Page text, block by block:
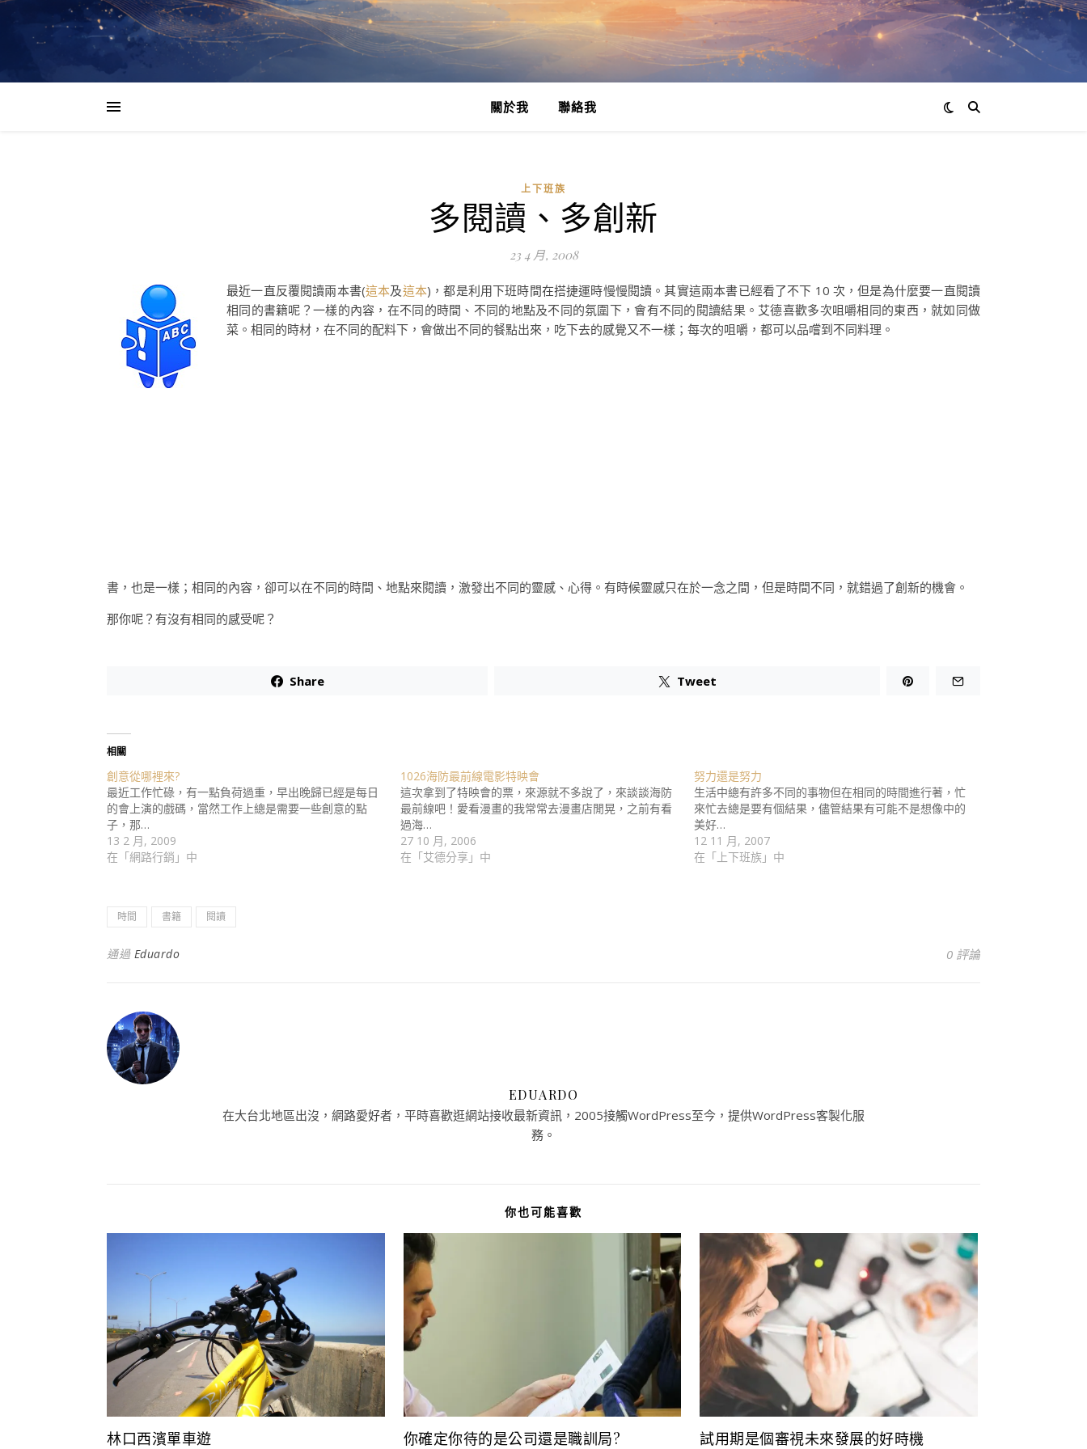
關於我 聯絡我
上下班族
多閱讀、多創新
23 4 月, 2008
最近一直反覆閱讀兩本書(這本及這本)，都是利用下班時間在搭捷運時慢慢閱讀。其實這兩本書已經看了不下 10 次，但是為什麼要一直閱讀
相同的書籍呢？一樣的內容，在不同的時間、不同的地點及不同的氛圍下，會有不同的閱讀結果。艾德喜歡多次咀嚼相同的東西，就如同做
菜。相同的時材，在不同的配料下，會做出不同的餐點出來，吃下去的感覺又不一樣；每次的咀嚼，都可以品嚐到不同料理。
書，也是一樣；相同的內容，卻可以在不同的時間、地點來閱讀，激發出不同的靈感、心得。有時候靈感只在於一念之間，但是時間不同，就錯過了創新的機會。
那你呢？有沒有相同的感受呢？
Share Tweet
相關
創意從哪裡來?
最近工作忙碌，有一點負荷過重，早出晚歸已經是每日
的會上演的戲碼，當然工作上總是需要一些創意的點
子，那…
13 2 月, 2009
在「網路行銷」中
1026海防最前線電影特映會
這次拿到了特映會的票，來源就不多說了，來談談海防
最前線吧！愛看漫畫的我常常去漫畫店閒晃，之前有看
過海…
27 10 月, 2006
在「艾德分享」中
努力還是努力
生活中總有許多不同的事物但在相同的時間進行著，忙
來忙去總是要有個結果，儘管結果有可能不是想像中的
美好…
12 11 月, 2007
在「上下班族」中
時間 書籍 閱讀
通過 Eduardo 0 評論
EDUARDO
在大台北地區出沒，網路愛好者，平時喜歡逛網站接收最新資訊，2005接觸WordPress至今，提供WordPress客製化服
務。
你也可能喜歡
林口西濱單車遊 你確定你待的是公司還是職訓局? 試用期是個審視未來發展的好時機